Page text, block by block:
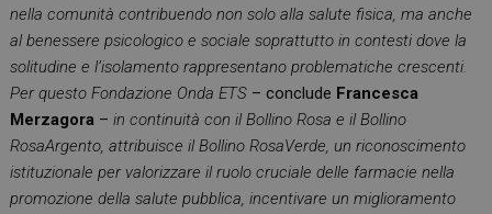
nella comunità contribuendo non solo alla salute fisica, ma anche
al benessere psicologico e sociale soprattutto in contesti dove la
solitudine e l’isolamento rappresentano problematiche crescenti.
Per questo Fondazione Onda ETS – conclude Francesca
Merzagora –in continuità con il Bollino Rosa e il Bollino
RosaArgento, attribuisce il Bollino RosaVerde, un riconoscimento
istituzionale per valorizzare il ruolo cruciale delle farmacie nella
promozione della salute pubblica, incentivare un miglioramento